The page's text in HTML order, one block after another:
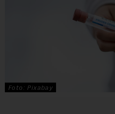
Foto: Pixabay